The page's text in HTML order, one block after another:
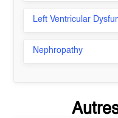
Left Ventricular
Nephropathy